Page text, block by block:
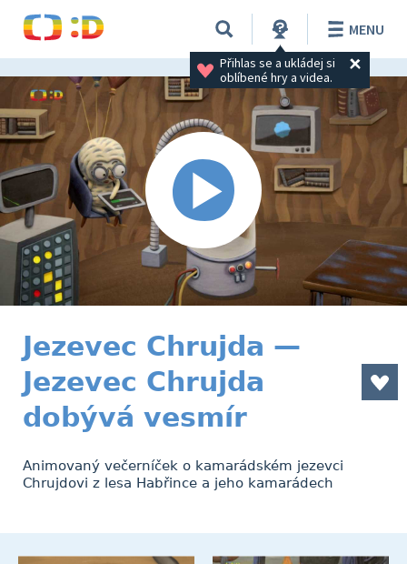
Přihlas se a ukládej si
oblíbené hry a videa.
MENU
Jezevec Chrujda —
Jezevec Chrujda
dobývá vesmír
Animovaný večerníček o kamarádském jezevci
Chrujdovi z lesa Habřince a jeho kamarádech